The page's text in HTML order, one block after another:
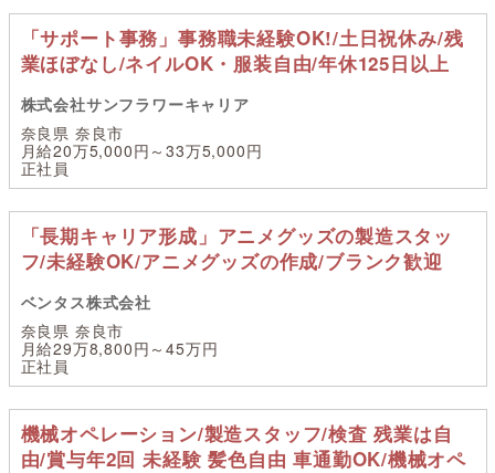
「サポート事務」事務職未経験OK!/土日祝休み/残
業ほぼなし/ネイルOK・服装自由/年休125日以上
株式会社サンフラワーキャリア
奈良県 奈良市
月給20万5,000円～33万5,000円
正社員
「長期キャリア形成」アニメグッズの製造スタッ
フ/未経験OK/アニメグッズの作成/ブランク歓迎
ベンタス株式会社
奈良県 奈良市
月給29万8,800円～45万円
正社員
機械オペレーション/製造スタッフ/検査 残業は自
由/賞与年2回 未経験 髪色自由 車通勤OK/機械オペ